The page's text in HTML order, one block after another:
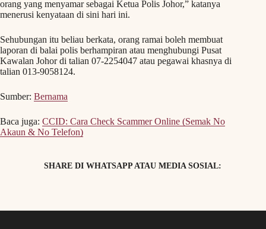
orang yang menyamar sebagai Ketua Polis Johor,” katanya
menerusi kenyataan di sini hari ini.
Sehubungan itu beliau berkata, orang ramai boleh membuat
laporan di balai polis berhampiran atau menghubungi Pusat
Kawalan Johor di talian 07-2254047 atau pegawai khasnya di
talian 013-9058124.
Sumber: Bernama
Baca juga: CCID: Cara Check Scammer Online (Semak No
Akaun & No Telefon)
SHARE DI WHATSAPP ATAU MEDIA SOSIAL: